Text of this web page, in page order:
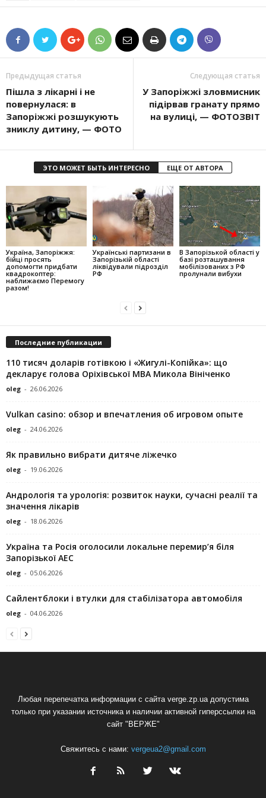
Предыдущая статья
Пішла з лікарні і не
повернулася: в
Запоріжжі розшукують
зниклу дитину, — ФОТО
Следующая статья
У Запоріжжі зловмисник
підірвав гранату прямо
на вулиці, — ФОТОЗВІТ
ЭТО МОЖЕТ БЫТЬ ИНТЕРЕСНО ЕЩЕ ОТ АВТОРА
Україна, Запоріжжя:
бійці просять
допомогти придбати
квадрокоптер:
наближаємо Перемогу
разом!
Українські партизани в
Запорізькій області
ліквідували підрозділ
РФ
В Запорізькой області у
базі розташування
мобілізованих з РФ
пролунали вибухи
Последние публикации
110 тисяч доларів готівкою і «Жигулі-Копійка»: що
декларує голова Оріхівської МВА Микола Вініченко
oleg - 26.06.2026
Vulkan casino: обзор и впечатления об игровом опыте
oleg - 24.06.2026
Як правильно вибрати дитяче ліжечко
oleg - 19.06.2026
Андрологія та урологія: розвиток науки, сучасні реалії та
значення лікарів
oleg - 18.06.2026
Україна та Росія оголосили локальне перемир’я біля
Запорізької АЕС
oleg - 05.06.2026
Сайлентблоки і втулки для стабілізатора автомобіля
oleg - 04.06.2026
Любая перепечатка информации с сайта verge.zp.ua допустима
только при указании источника и наличии активной гиперссылки на
сайт "ВЕРЖЕ"
Свяжитесь с нами: vergeua2@gmail.com